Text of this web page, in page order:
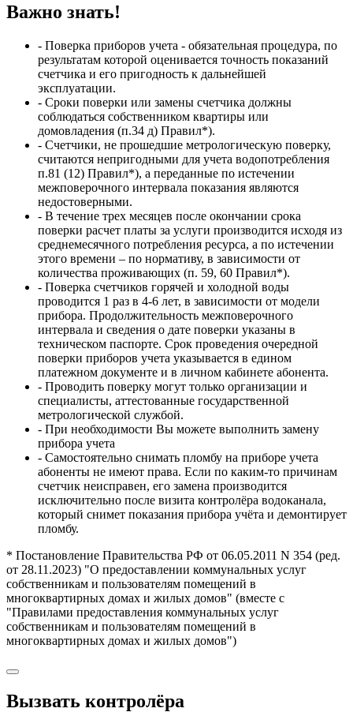
Важно знать!
- Поверка приборов учета - обязательная процедура, по
результатам которой оценивается точность показаний
счетчика и его пригодность к дальнейшей
эксплуатации.
- Сроки поверки или замены счетчика должны
соблюдаться собственником квартиры или
домовладения (п.34 д) Правил*).
- Счетчики, не прошедшие метрологическую поверку,
считаются непригодными для учета водопотребления
п.81 (12) Правил*), а переданные по истечении
межповерочного интервала показания являются
недостоверными.
- В течение трех месяцев после окончании срока
поверки расчет платы за услуги производится исходя из
среднемесячного потребления ресурса, а по истечении
этого времени – по нормативу, в зависимости от
количества проживающих (п. 59, 60 Правил*).
- Поверка счетчиков горячей и холодной воды
проводится 1 раз в 4-6 лет, в зависимости от модели
прибора. Продолжительность межповерочного
интервала и сведения о дате поверки указаны в
техническом паспорте. Срок проведения очередной
поверки приборов учета указывается в едином
платежном документе и в личном кабинете абонента.
- Проводить поверку могут только организации и
специалисты, аттестованные государственной
метрологической службой.
- При необходимости Вы можете выполнить замену
прибора учета
- Самостоятельно снимать пломбу на приборе учета
абоненты не имеют права. Если по каким-то причинам
счетчик неисправен, его замена производится
исключительно после визита контролёра водоканала,
который снимет показания прибора учёта и демонтирует
пломбу.
* Постановление Правительства РФ от 06.05.2011 N 354 (ред.
от 28.11.2023) "О предоставлении коммунальных услуг
собственникам и пользователям помещений в
многоквартирных домах и жилых домов" (вместе с
"Правилами предоставления коммунальных услуг
собственникам и пользователям помещений в
многоквартирных домах и жилых домов")
Вызвать контролёра